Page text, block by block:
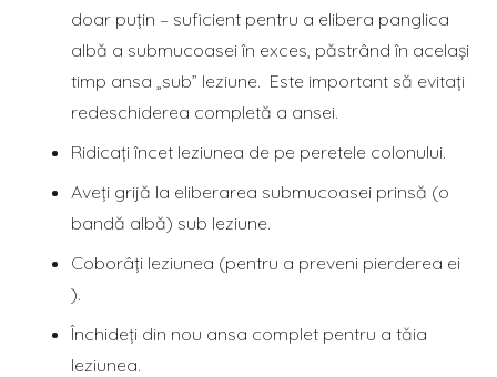
doar puțin – suficient pentru a elibera panglica
albă a submucoasei în exces, păstrând în același
timp ansa „sub” leziune. Este important să evitați
redeschiderea completă a ansei.
Ridicați încet leziunea de pe peretele colonului.
Aveți grijă la eliberarea submucoasei prinsă (o
bandă albă) sub leziune.
Coborâți leziunea (pentru a preveni pierderea ei
).
Închideți din nou ansa complet pentru a tăia
leziunea.